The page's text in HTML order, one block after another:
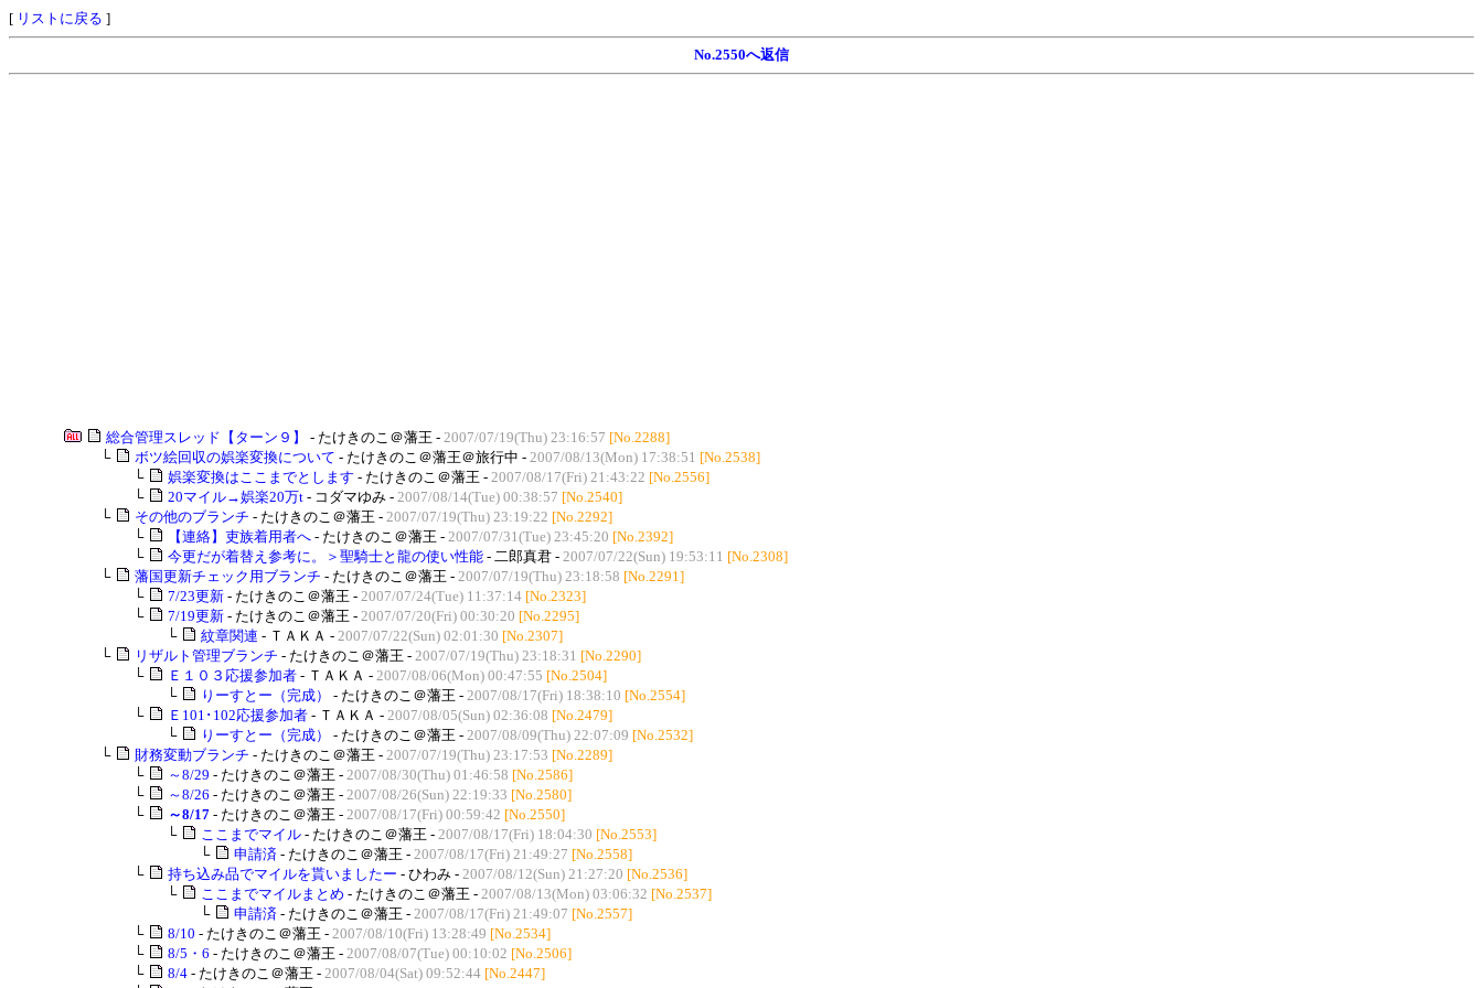
[ リストに戻る ]
No.2550へ返信
総合管理スレッド【ターン９】 - たけきのこ＠藩王 - 2007/07/19(Thu) 23:16:57 [No.2288]
└
ボツ絵回収の娯楽変換について - たけきのこ＠藩王＠旅行中 - 2007/08/13(Mon) 17:38:51 [No.2538]
└
娯楽変換はここまでとします - たけきのこ＠藩王 - 2007/08/17(Fri) 21:43:22 [No.2556]
└
20マイル→娯楽20万t - コダマゆみ - 2007/08/14(Tue) 00:38:57 [No.2540]
└
その他のブランチ - たけきのこ＠藩王 - 2007/07/19(Thu) 23:19:22 [No.2292]
└
【連絡】吏族着用者へ - たけきのこ＠藩王 - 2007/07/31(Tue) 23:45:20 [No.2392]
└
今更だが着替え参考に。＞聖騎士と龍の使い性能 - 二郎真君 - 2007/07/22(Sun) 19:53:11 [No.2308]
└
藩国更新チェック用ブランチ - たけきのこ＠藩王 - 2007/07/19(Thu) 23:18:58 [No.2291]
└
7/23更新 - たけきのこ＠藩王 - 2007/07/24(Tue) 11:37:14 [No.2323]
└
7/19更新 - たけきのこ＠藩王 - 2007/07/20(Fri) 00:30:20 [No.2295]
└
紋章関連 - ＴＡＫＡ - 2007/07/22(Sun) 02:01:30 [No.2307]
└
リザルト管理ブランチ - たけきのこ＠藩王 - 2007/07/19(Thu) 23:18:31 [No.2290]
└
Ｅ１０３応援参加者 - ＴＡＫＡ - 2007/08/06(Mon) 00:47:55 [No.2504]
└
りーすとー（完成） - たけきのこ＠藩王 - 2007/08/17(Fri) 18:38:10 [No.2554]
└
Ｅ101･102応援参加者 - ＴＡＫＡ - 2007/08/05(Sun) 02:36:08 [No.2479]
└
りーすとー（完成） - たけきのこ＠藩王 - 2007/08/09(Thu) 22:07:09 [No.2532]
└
財務変動ブランチ - たけきのこ＠藩王 - 2007/07/19(Thu) 23:17:53 [No.2289]
└
～8/29 - たけきのこ＠藩王 - 2007/08/30(Thu) 01:46:58 [No.2586]
└
～8/26 - たけきのこ＠藩王 - 2007/08/26(Sun) 22:19:33 [No.2580]
└
～8/17 - たけきのこ＠藩王 - 2007/08/17(Fri) 00:59:42 [No.2550]
└
ここまでマイル - たけきのこ＠藩王 - 2007/08/17(Fri) 18:04:30 [No.2553]
└
申請済 - たけきのこ＠藩王 - 2007/08/17(Fri) 21:49:27 [No.2558]
└
持ち込み品でマイルを貰いましたー - ひわみ - 2007/08/12(Sun) 21:27:20 [No.2536]
└
ここまでマイルまとめ - たけきのこ＠藩王 - 2007/08/13(Mon) 03:06:32 [No.2537]
└
申請済 - たけきのこ＠藩王 - 2007/08/17(Fri) 21:49:07 [No.2557]
└
8/10 - たけきのこ＠藩王 - 2007/08/10(Fri) 13:28:49 [No.2534]
└
8/5・6 - たけきのこ＠藩王 - 2007/08/07(Tue) 00:10:02 [No.2506]
└
8/4 - たけきのこ＠藩王 - 2007/08/04(Sat) 09:52:44 [No.2447]